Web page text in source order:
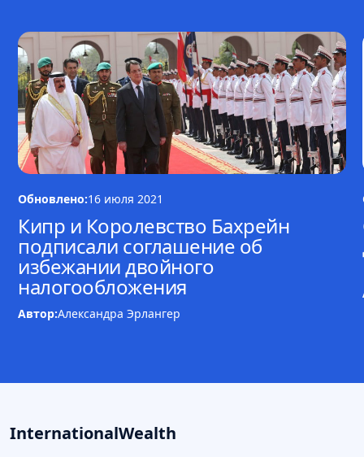
Обновлено:16 июля 2021
Кипр и Королевство Бахрейн
подписали соглашение об
избежании двойного
налогообложения
Автор:Александра Эрлангер
InternationalWealth